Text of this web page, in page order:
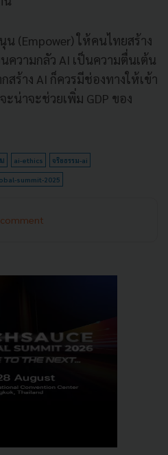
(Empower) ให้คนไทยสร้าง
ความกลัว AI เป็นความตื่นเต้น
สร้าง AI ก็ควรมีช่องทางให้เข้า
ะน่าจะช่วยเพิ่ม GDP ของ
ai-ethics จริยธรรม-ai
summit-2025